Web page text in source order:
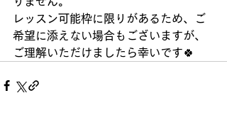
レッスン可能枠に限りがあるため、ご
希望に添えない場合もございますが、
ご理解いただけましたら幸いです🍀